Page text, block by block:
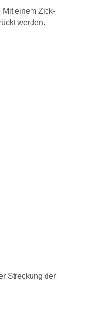
Mit einem Zick-
werden.
Streckung der